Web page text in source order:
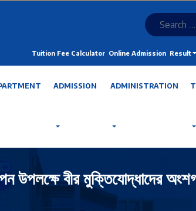
Tuition Fee Calculator Online Admission Result
ADMISSION ADMINISTRATION
উপলক্ষে বীর মুক্তিযোদ্ধাদের